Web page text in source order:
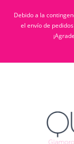
Debido a la
el envío de